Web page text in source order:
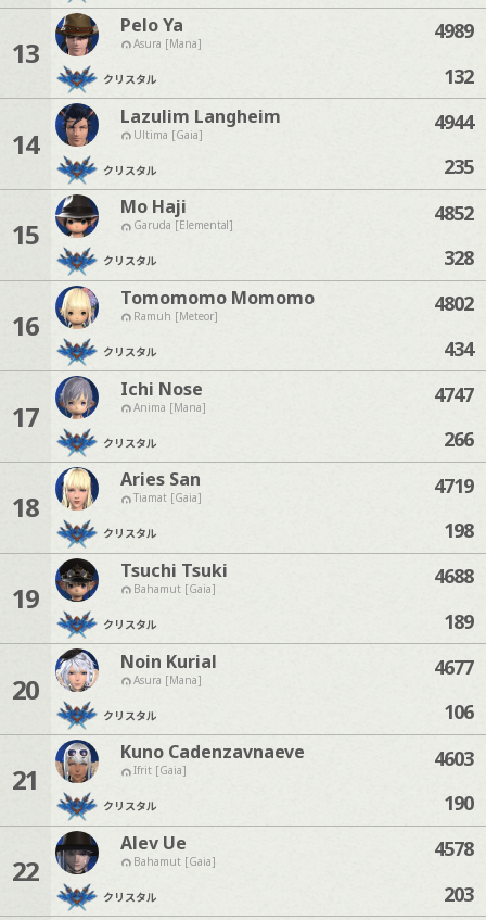
13
Pelo Ya
Asura [Mana]
クリスタル
4989
132
14
Lazulim Langheim
Ultima [Gaia]
クリスタル
4944
235
15
Mo Haji
Garuda [Elemental]
クリスタル
4852
328
16
Tomomomo Momomo
Ramuh [Meteor]
クリスタル
4802
434
17
Ichi Nose
Anima [Mana]
クリスタル
4747
266
18
Aries San
Tiamat [Gaia]
クリスタル
4719
198
19
Tsuchi Tsuki
Bahamut [Gaia]
クリスタル
4688
189
20
Noin Kurial
Asura [Mana]
クリスタル
4677
106
21
Kuno Cadenzavnaeve
Ifrit [Gaia]
クリスタル
4603
190
22
Alev Ue
Bahamut [Gaia]
クリスタル
4578
203